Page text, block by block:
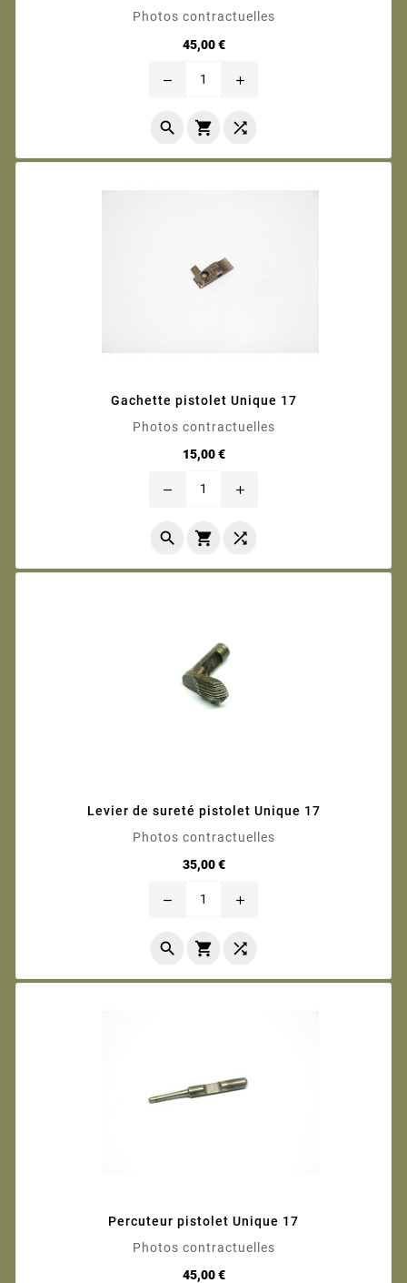
Photos contractuelles
45,00 €Prix
remove add
  
Gachette pistolet Unique 17
Photos contractuelles
15,00 €Prix
remove add
  
Levier de sureté pistolet Unique 17
Photos contractuelles
35,00 €Prix
remove add
  
Percuteur pistolet Unique 17
Photos contractuelles
45,00 €Prix